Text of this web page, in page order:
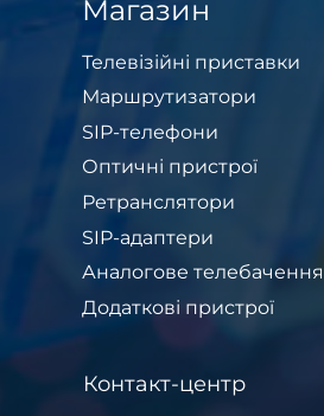
Магазин
Телевізійні приставки
Маршрутизатори
SIP-телефони
Оптичні пристрої
Ретранслятори
SIP-адаптери
Аналогове телебачення
Додаткові пристрої
Контакт-центр